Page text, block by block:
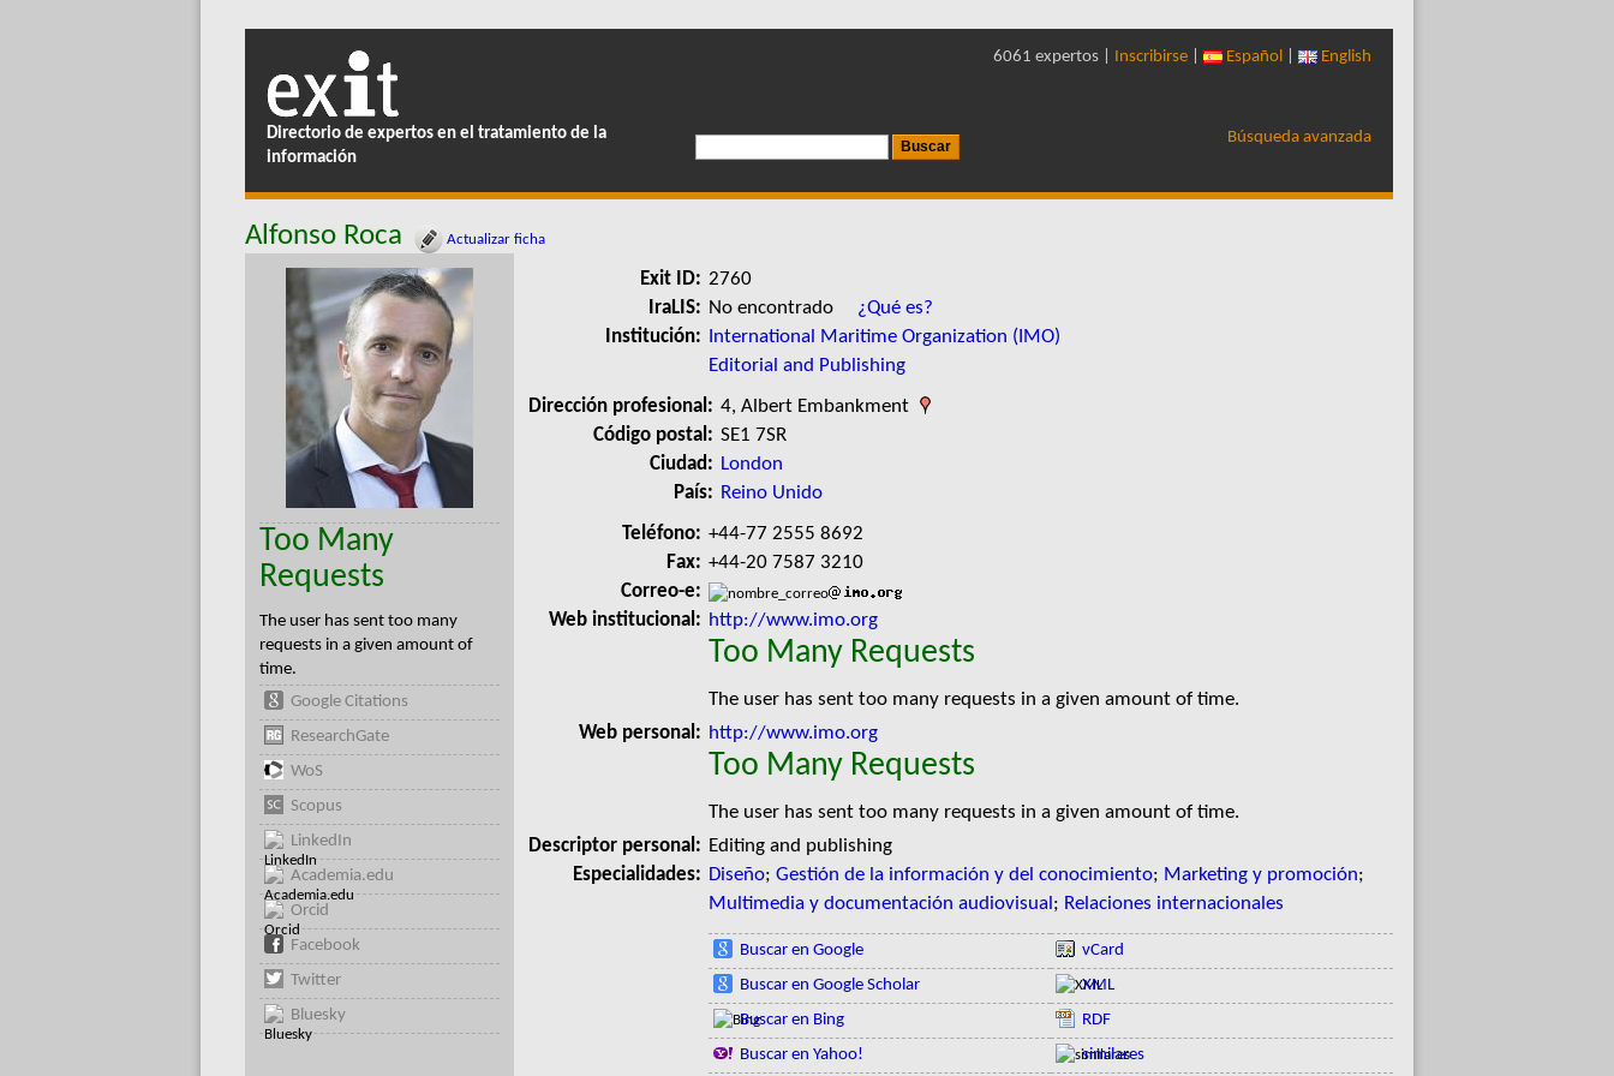
Directorio de expertos en el tratamiento de la
información
6061 expertos | Inscribirse Español English
Búsqueda avanzada
Alfonso Roca Actualizar ficha
Too Many
Requests
The user has sent too many
requests in a given amount of
time.
Google Citations
ResearchGate
WoS
Scopus
LinkedIn
Academia.edu
Orcid
Facebook
Twitter
Bluesky
Exit ID: 2760
IraLIS: No encontrado ¿Qué es?
Institución:
International Maritime Organization (IMO)
Editorial and Publishing
Dirección profesional: 4, Albert Embankment
Código postal: SE1 7SR
Ciudad: London
País: Reino Unido
Teléfono: +44-77 2555 8692
Fax: +44-20 7587 3210
Correo-e:
Web institucional: http://www.imo.org
Too Many Requests
The user has sent too many requests in a given amount of time.
Web personal: http://www.imo.org
Too Many Requests
The user has sent too many requests in a given amount of time.
Descriptor personal: Editing and publishing
Especialidades: Diseño; Gestión de la información y del conocimiento; Marketing y promoción;
Multimedia y documentación audiovisual ; Relaciones internacionales
Buscar en Google
Buscar en Google Scholar
Buscar en Bing
Buscar en Yahoo!
vCard
XML
RDF
similares